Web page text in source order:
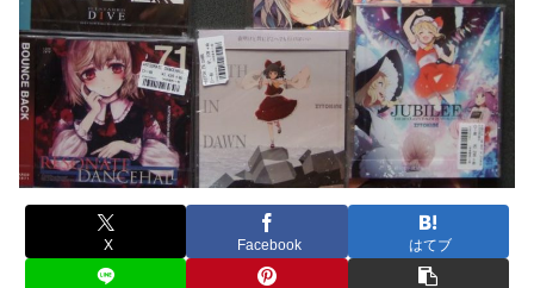
X Facebook はてブ